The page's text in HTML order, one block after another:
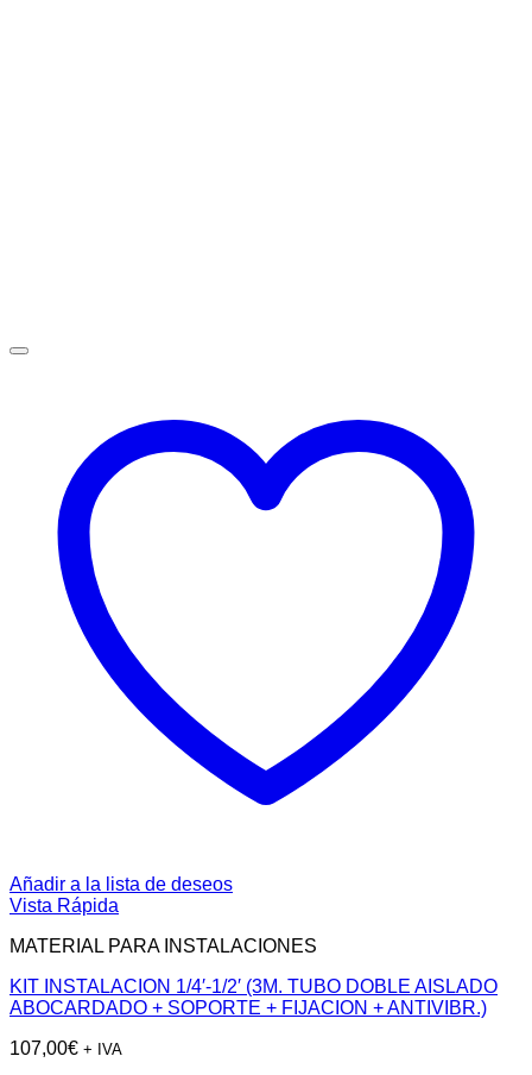
Añadir a la lista de deseos
Vista Rápida
MATERIAL PARA INSTALACIONES
KIT INSTALACION 1/4′-1/2′ (3M. TUBO DOBLE AISLADO
ABOCARDADO + SOPORTE + FIJACION + ANTIVIBR.)
107,00€ + IVA